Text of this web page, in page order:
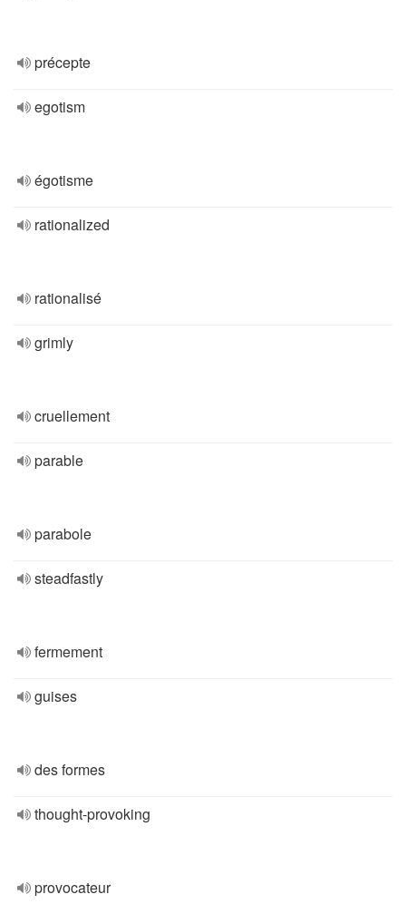
précepte
egotism
égotisme
rationalized
rationalisé
grimly
cruellement
parable
parabole
steadfastly
fermement
guises
des formes
thought-provoking
provocateur